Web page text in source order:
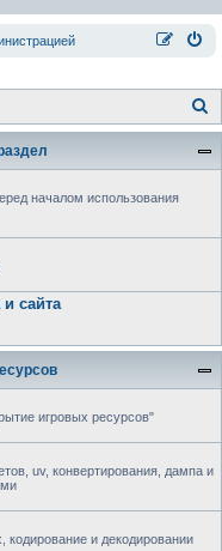
о
началом использования
сайта
игровых ресурсов"
uv, конвертирования, дампа и
и декодировании